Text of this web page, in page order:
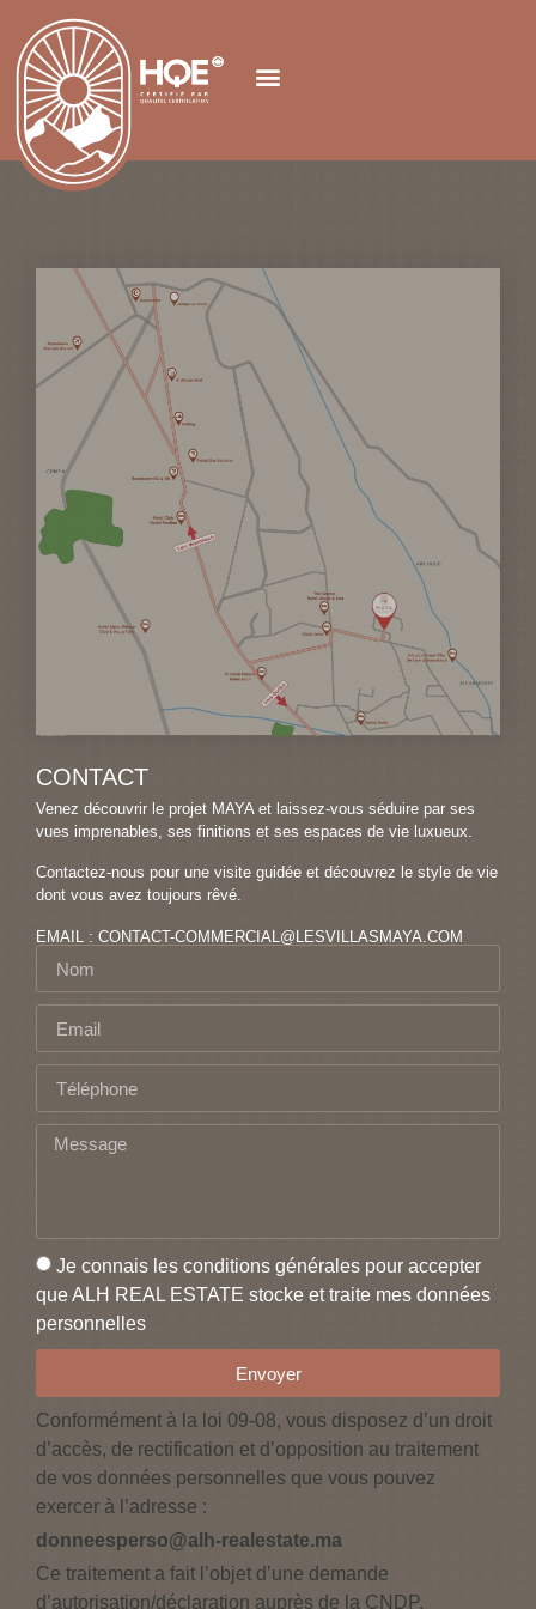
CONTACT
Venez découvrir le projet MAYA et laissez-vous séduire par ses
vues imprenables, ses finitions et ses espaces de vie luxueux.
Contactez-nous pour une visite guidée et découvrez le style de vie
dont vous avez toujours rêvé.
EMAIL : CONTACT-COMMERCIAL@LESVILLASMAYA.COM
Je connais les conditions générales pour accepter
que ALH REAL ESTATE stocke et traite mes données
personnelles
Envoyer
Conformément à la loi 09-08, vous disposez d’un droit
d’accès, de rectification et d’opposition au traitement
de vos données personnelles que vous pouvez
exercer à l’adresse :
donneesperso@alh-realestate.ma
Ce traitement a fait l’objet d’une demande
d’autorisation/déclaration auprès de la CNDP.